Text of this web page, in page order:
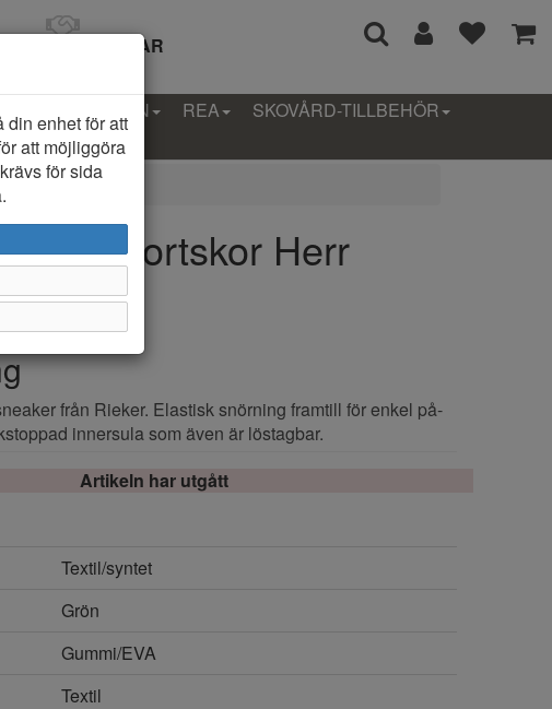
KÖP I 14 DAGAR
REA
SKOVÅRD-TILLBEHÖR
Sportskor Herr
från Rieker. Elastisk snörning framtill för enkel på-
innersula som även är löstagbar.
Artikeln har utgått
Textil/syntet
Grön
Gummi/EVA
Textil
din enhet för att
att möjliggöra
för sida